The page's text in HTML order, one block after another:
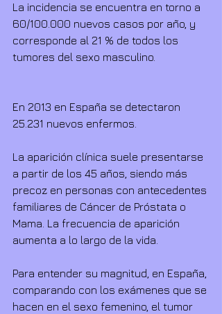
La incidencia se encuentra en torno a
60/100.000 nuevos casos por año, y
corresponde al 21 % de todos los
tumores del sexo masculino.
En 2013 en España se detectaron
25.231 nuevos enfermos.
La aparición clínica suele presentarse
a partir de los 45 años, siendo más
precoz en personas con antecedentes
familiares de Cáncer de Próstata o
Mama. La frecuencia de aparición
aumenta a lo largo de la vida.
Para entender su magnitud, en España,
comparando con los exámenes que se
hacen en el sexo femenino, el tumor